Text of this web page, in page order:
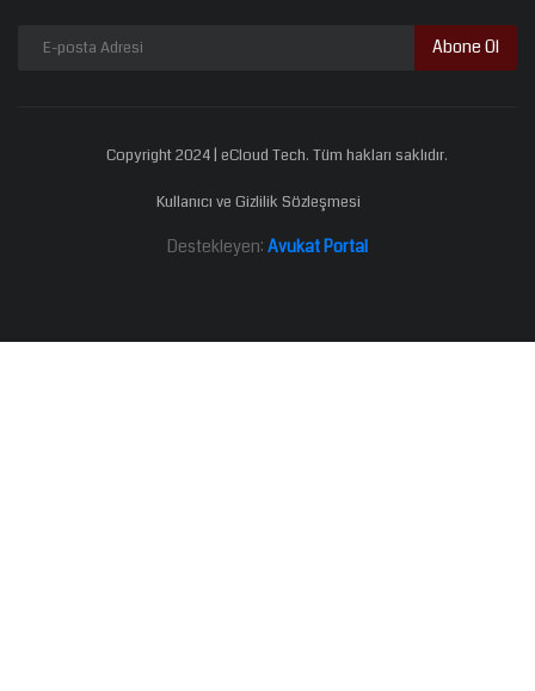
Abone Ol
Copyright 2024 | eCloud Tech. Tüm hakları saklıdır.
Kullanıcı ve Gizlilik Sözleşmesi
Destekleyen: Avukat Portal